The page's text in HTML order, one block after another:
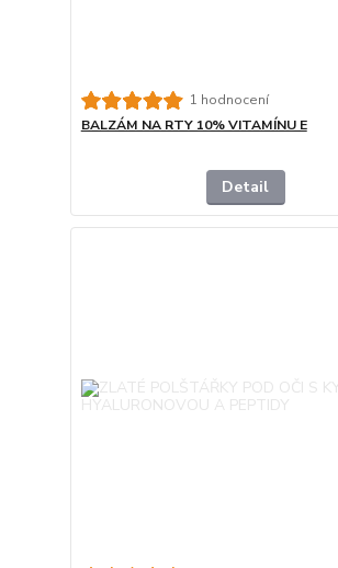
1 hodnocení
BALZÁM NA RTY 10% VITAMÍNU E
Detail